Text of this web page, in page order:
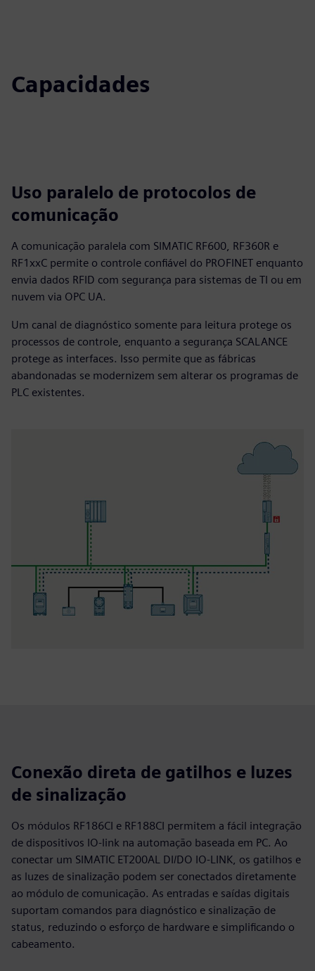
Capacidades
Uso paralelo de protocolos de
comunicação
A comunicação paralela com SIMATIC RF600, RF360R e
RF1xxC permite o controle confiável do PROFINET enquanto
envia dados RFID com segurança para sistemas de TI ou em
nuvem via OPC UA.
Um canal de diagnóstico somente para leitura protege os
processos de controle, enquanto a segurança SCALANCE
protege as interfaces. Isso permite que as fábricas
abandonadas se modernizem sem alterar os programas de
PLC existentes.
Conexão direta de gatilhos e luzes
de sinalização
Os módulos RF186CI e RF188CI permitem a fácil integração
de dispositivos IO‑link na automação baseada em PC. Ao
conectar um SIMATIC ET200AL DI/DO IO‑LINK, os gatilhos e
as luzes de sinalização podem ser conectados diretamente
ao módulo de comunicação. As entradas e saídas digitais
suportam comandos para diagnóstico e sinalização de
status, reduzindo o esforço de hardware e simplificando o
cabeamento.